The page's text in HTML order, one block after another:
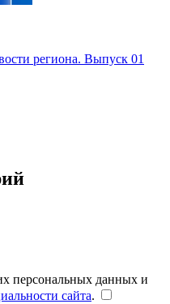
региона. Выпуск 01
персональных данных и
сайта.